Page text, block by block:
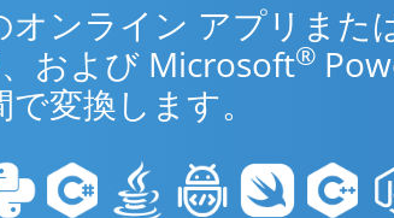
オンライン アプリまた
、および Microsoft®
変換します。